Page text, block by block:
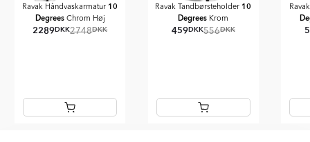
Ravak Håndvaskarmatur 10
DegreesChrom Høj
2289DKK2748DKK
Ravak Tandbørsteholder 10
Degrees Krom
459DKK556DKK